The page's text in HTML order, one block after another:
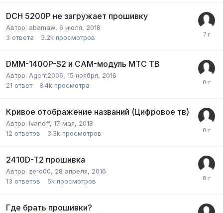
DCH 5200P не загружает прошивку
Автор: abamaw, 6 июля, 2018
3 ответа 3.2k просмотров
DMM-1400P-S2 и CAM-модуль МТС ТВ
Автор: Agent2006, 15 ноября, 2016
21 ответ 8.4k просмотра
Кривое отображение названий (Цифровое тв)
Автор: Ivanoff, 17 мая, 2018
12 ответов 3.3k просмотров
2410D-T2 прошивка
Автор: zero00, 28 апреля, 2016
13 ответов 6k просмотров
Где брать прошивки?